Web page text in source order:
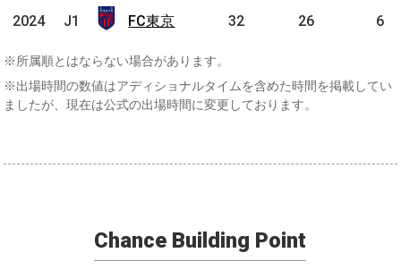
2024 J1
FC
東京
32 26 6
2024 J1 FC東京
※所属順とはならない場合があります。
※出場時間の数値はアディショナルタイムを含めた時間を掲載してい
ましたが、現在は公式の出場時間に変更しております。
Chance Building Point